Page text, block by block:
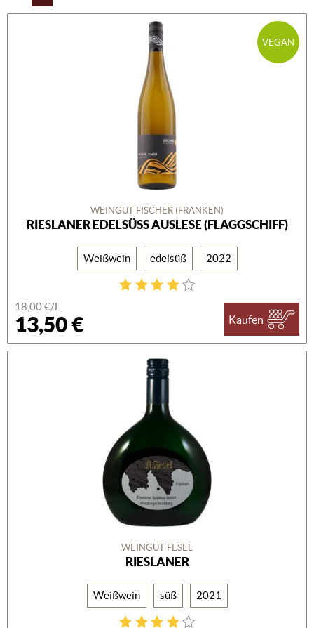
VEGAN
WEINGUT FISCHER (FRANKEN)
RIESLANER EDELSÜSS AUSLESE (FLAGGSCHIFF)
Weißwein edelsüß 2022
18,00 €/L
13,50 € Kaufen
WEINGUT FESEL
RIESLANER
Weißwein süß 2021